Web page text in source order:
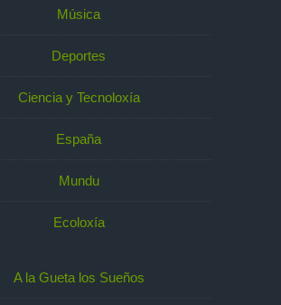
Música
Deportes
Ciencia y Tecnoloxía
España
Mundu
Ecoloxía
A la Gueta los Sueños